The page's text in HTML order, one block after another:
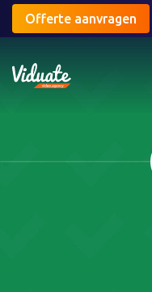
Offerte aanvragen